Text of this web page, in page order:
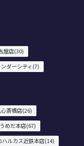
屋店(30)
ダーシティ(7)
斎橋店(26)
めだ本店(67)
ハルカス近鉄本店(14)